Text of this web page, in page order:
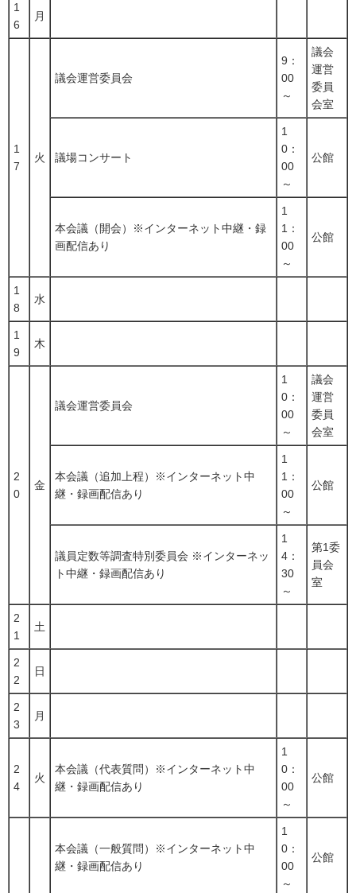
1
6
月
1
7
火
議会運営委員会
9：
00
～
議会
運営
委員
会室
議場コンサート
1
0：
00
～
公館
本会議（開会）※インターネット中継・録
画配信あり
1
1：
00
～
公館
1
8
水
1
9
木
2
0
金
議会運営委員会
1
0：
00
～
議会
運営
委員
会室
本会議（追加上程）※インターネット中
継・録画配信あり
1
1：
00
～
公館
議員定数等調査特別委員会 ※インターネッ
ト中継・録画配信あり
1
4：
30
～
第1委
員会
室
2
1
土
2
2
日
2
3
月
2
4
火
本会議（代表質問）※インターネット中
継・録画配信あり
1
0：
00
～
公館
本会議（一般質問）※インターネット中
継・録画配信あり
1
0：
00
～
公館